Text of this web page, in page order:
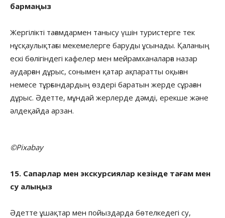
бармаңыз
Жергілікті тағамдармен танысу үшін туристерге тек
нұсқаулықтағы мекемелерге баруды ұсынады. Қаланың
ескі бөлігіндегі кафелер мен мейрамханаларға назар
аударған дұрыс, сонымен қатар ақпаратты оқыған
немесе тұрғындардың өздері баратын жерде сұраған
дұрыс. Әдетте, мұндай жерлерде дәмді, ерекше және
әлдеқайда арзан.
©Pixabay
15. Сапарлар мен экскурсиялар кезінде тағам мен
су алыңыз
Әдетте ұшақтар мен пойыздарда бөтелкедегі су,